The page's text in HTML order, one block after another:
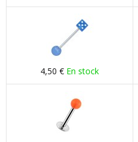
4,50 € En stock